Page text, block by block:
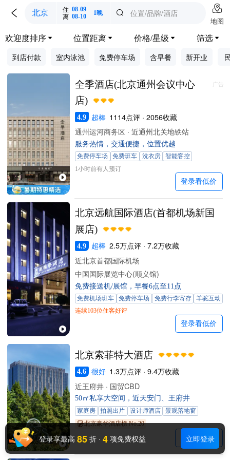
 北京 住 08-09
离 08-10 1晚  位置/品牌/酒店 
地图
欢迎度排序 位置距离  价格/星级  筛选 
到店付款 室内泳池 免费停车场 含早餐 新开业
全季酒店(北京通州会议中心
店)
广告
4.9 超棒 1114点评 · 2056收藏
通州运河商务区 · 近通州北关地铁站
服务热情，交通便捷，位置优越
免费停车场 免费班车 洗衣房
智能客控
1小时前有人预订
登录看低价
北京远航国际酒店(首都机场新国
展店)
4.9 超棒 2.5万点评 · 7.2万收藏
近北京首都国际机场
中国国际展览中心(顺义馆)
免费接送机/展馆，早餐6点至11点
免费机场班车 免费停车场 免费行李寄存
羊驼互动
连续103位住客好评
登录看低价
北京索菲特大酒店
4.6 很好 1.3万点评 · 9.4万收藏
近王府井 · 国贸CBD
50㎡私享大空间，近天安门、王府井
家庭房 拍照出片 设计师酒店
景观落地窗
北京豪华酒店榜 No.20
登录看低价
登录享最高 85 折 · 4 项免费权益 立即登录